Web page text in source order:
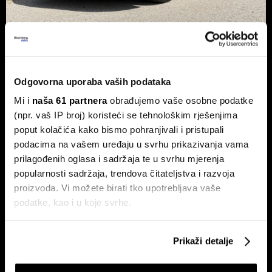
Odgovorna uporaba vaših podataka
Mi i naša 61 partneraobrađujemo vaše osobne podatke
(npr. vaš IP broj) koristeći se tehnološkim rješenjima
poput kolačića kako bismo pohranjivali i pristupali
podacima na vašem uređaju u svrhu prikazivanja vama
prilagođenih oglasa i sadržaja te u svrhu mjerenja
popularnosti sadržaja, trendova čitateljstva i razvoja
proizvoda. Vi možete birati tko upotrebljava vaše
podatke, kao i u koje svrhe.
Prikupljati podatke o vašoj geografskoj lokaciji,
koji mogu biti precizni do radijusa od nekoliko metara
Prikaži detalje
Xpeng P7+: Kinez koji priča kao
Luksuzni fastback s vlastitim čipom koji po
performansama nadmašuje usporedive Nvidijine proizvode.
Dr. Stefan Jerotić: 'Težak nije
Slučaj Fekkai - ni luksuzni biznisi
Epsteinovih dokumenata